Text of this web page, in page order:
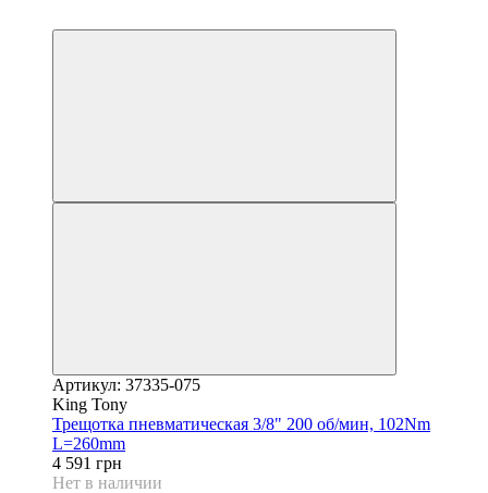
Артикул: 37335-075
King Tony
Трещотка пневматическая 3/8" 200 об/мин, 102Nm
L=260mm
4 591 грн
Нет в наличии